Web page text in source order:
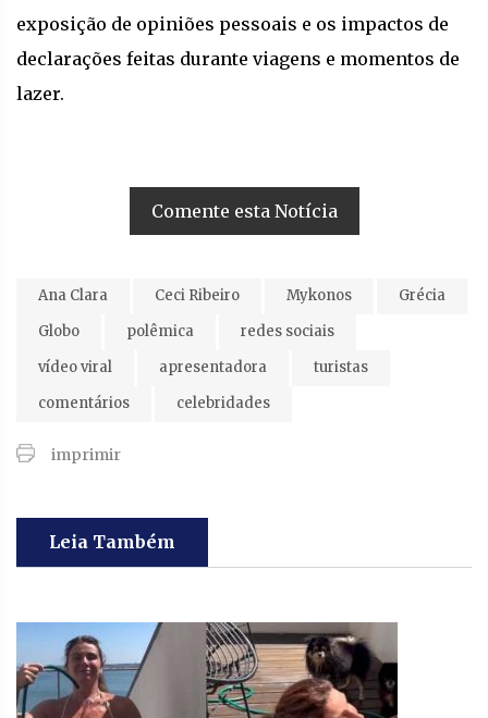
exposição de opiniões pessoais e os impactos de
declarações feitas durante viagens e momentos de
lazer.
Comente esta Notícia
Ana Clara Ceci Ribeiro Mykonos
Grécia
Globo
polêmica
redes sociais
vídeo viral
apresentadora
turistas
comentários
celebridades
imprimir
Leia Também